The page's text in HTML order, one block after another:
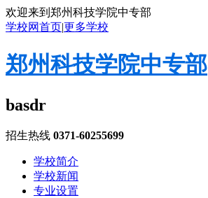
欢迎来到郑州科技学院中专部
学校网首页|更多学校
郑州科技学院中专部
basdr
招生热线 0371-60255699
学校简介
学校新闻
专业设置